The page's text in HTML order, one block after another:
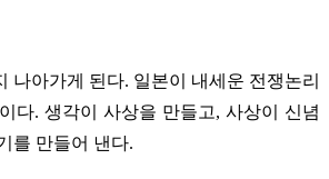
나아가게 된다. 일본이 내세운 전쟁논리
다. 생각이 사상을 만들고, 사상이 신념
를 만들어 낸다.